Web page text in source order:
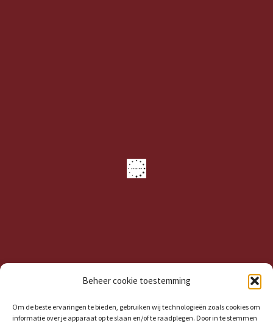
Beheer cookie toestemming
Om de beste ervaringen te bieden, gebruiken wij technologieën zoals cookies om
informatie over je apparaat op te slaan en/of te raadplegen. Door in te stemmen